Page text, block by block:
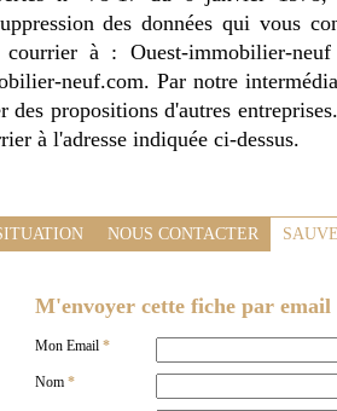
des données qui vous
courrier à : Ouest-immobilier-
neuf.com. Par notre
des propositions d'autres
à l'adresse indiquée ci-dessus.
NOUS CONTACTER
M'envoyer cette fiche par email
Mon Email *
Nom *